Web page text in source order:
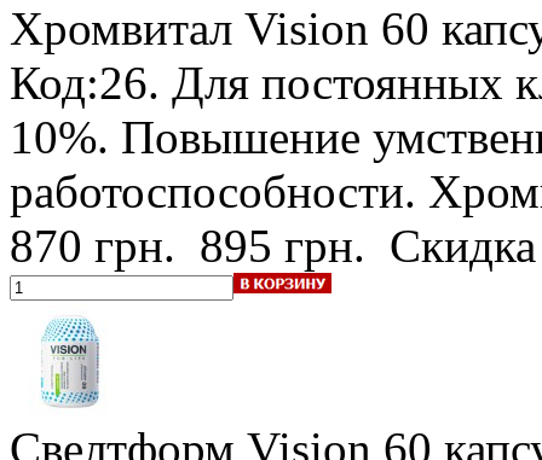
Хромвитал Vision 60
Код:26. Для постоянных
10%. Повышение
работоспособности.
870 грн. 895 грн.
Свелтформ Vision 60